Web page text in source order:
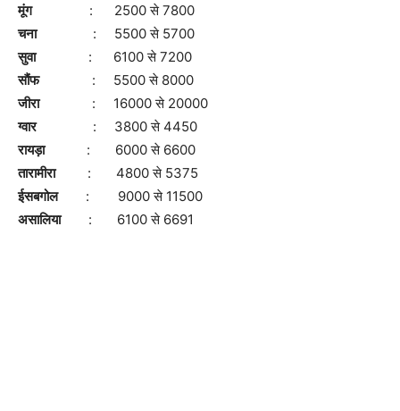
मूंग: 2500 से 7800
चना : 5500 से 5700
सुवा : 6100 से 7200
सौंफ
: 5500 से 8000
जीरा : 16000 से 20000
ग्वार
: 3800 से 4450
रायड़ा : 6000 से 6600
तारामीरा: 4800 से 5375
ईसबगोल
: 9000 से 11500
असालिया : 6100 से 6691